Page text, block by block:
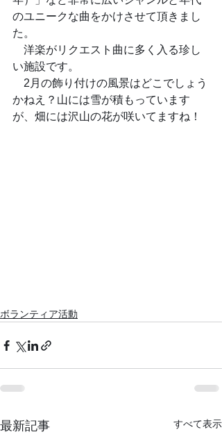
のユニークな曲をかけさせて頂きまし
た。
洋楽がリクエスト曲に多く入る珍し
い施設です。
2月の飾り付けの風景はどこでしょう
かねえ？山には雪が積もっています
が、畑には沢山の花が咲いてますね！
ボランティア活動
最新記事 すべて表示